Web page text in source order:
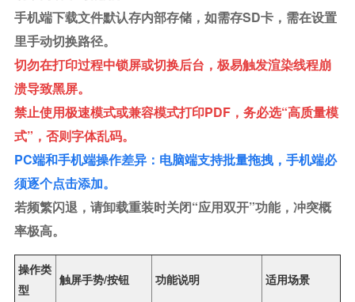
手机端下载文件默认存内部存储，如需存SD卡，需在设置
里手动切换路径。
切勿在打印过程中锁屏或切换后台，极易触发渲染线程崩
溃导致黑屏。
禁止使用极速模式或兼容模式打印PDF，务必选“高质量模
式”，否则字体乱码。
PC端和手机端操作差异：电脑端支持批量拖拽，手机端必
须逐个点击添加。
若频繁闪退，请卸载重装时关闭“应用双开”功能，冲突概
率极高。
操作类
型
触屏手势/按钮 功能说明 适用场景